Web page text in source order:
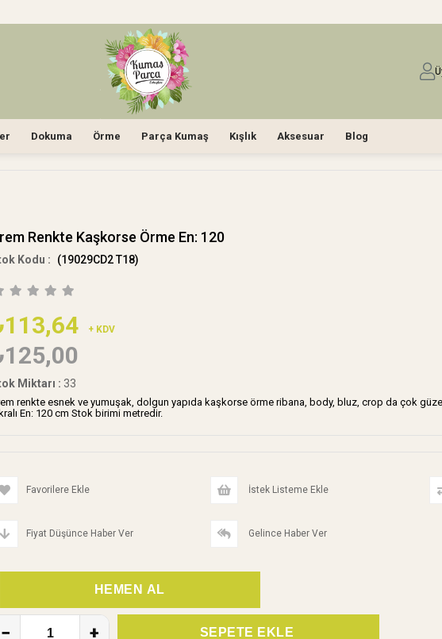
Dokuma Örme Parça Kumaş Kışlık Aksesuar Blog
Renkte Kaşkorse Örme En: 120
(19029CD2 T18)
+ KDV
Miktarı : 33
renkte esnek ve yumuşak, dolgun yapıda kaşkorse örme ribana, body, bluz, crop da çok
En: 120 cm Stok birimi metredir.
Favorilere Ekle İstek Listeme Ekle
Fiyat Düşünce Haber Ver Gelince Haber Ver